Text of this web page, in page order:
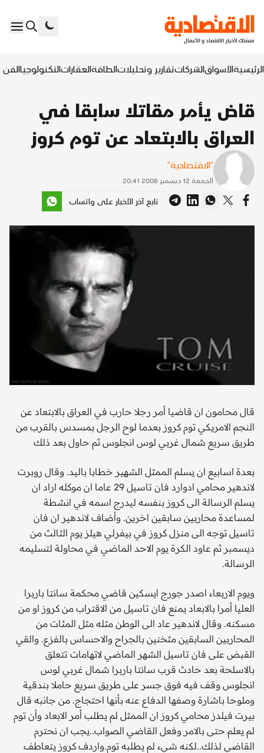
الرئيسيةالأسواقالشركاتتقارير وتحليلاتالطاقةالعقاراتالتكنولوجياالفن
قاض يأمر مقاتلا سابقا في
العراق بالابتعاد عن توم كروز
"الاقتصادية"
الجمعة 12 ديسمبر 2008 20:41
تابع آخر الأخبار على واتساب
قال محامون ان قاضيا أمر رجلا حارب في العراق بالابتعاد عن
النجم الامريكي توم كروز بعدما لوح الرجل بمسدس بالقرب من
طريق سريع شمال غربي لوس انجلوس ثم حاول بعد ذلك
بعدة اسابيع ان يسلم الممثل الشهير خطابا باليد. وقال روبرت
لاندهير محامي ادوارد فان تاسيل 29 عاما ان موكله اراد ان
يسلم الرسالة الى كروز بنفسه ليدرج اسمه في انشطة
لمساعدة محاربين سابقين اخرين. وأضاف لاندهير ان فان
تاسيل توجه الى منزل كروز في بيفرلي هيلز يوم الثالث من
ديسمبر ثم عاود الكرة يوم الاحد الماضي في محاولة لتسليمه
الرسالة.
ويوم الاربعاء اصدر جورج ايسكين قاضي محكمة سانتا باربرا
العليا أمرا بالابعاد يمنع فان تاسيل من الاقتراب من كروز او من
مسكنه. وقال لاندهير عاد الى الوطن مثله مثل المئات من
المحاربين السابقين مثخنين بالجراح والاحساس بالفزع. والقي
القبض على فان تاسيل الشهر الماضي لاتهامات تتعلق
بالاسلحة بعد حادث قرب سانتا باربرا شمال غربي لوس
انجلوس وقف فيه فوق جسر على طريق سريع حاملا بندقية
وملوحا باشارة وصفها الدفاع عنه بأنها احتجاج. من جانبه قال
بيرت فيلدز محامي كروز ان الممثل لم يطلب أمر الابعاد وأن توم
لم يعلم حتى بالامر وفعل القاضي الصواب..يجب ان نحترم
القاضي لذلك..لكنه شيء لم يطلبه توم.واردف كروز يتعاطف